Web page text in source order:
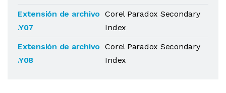
Extensión de archivo
.Y07
Corel Paradox Secondary
Index
Extensión de archivo
.Y08
Corel Paradox Secondary
Index